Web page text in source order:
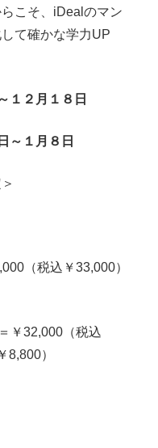
こそ、iDealのマン
て確かな学力UP
１２月１８日
～１月８日
（税込￥33,000）
￥32,000（税込
8,800）